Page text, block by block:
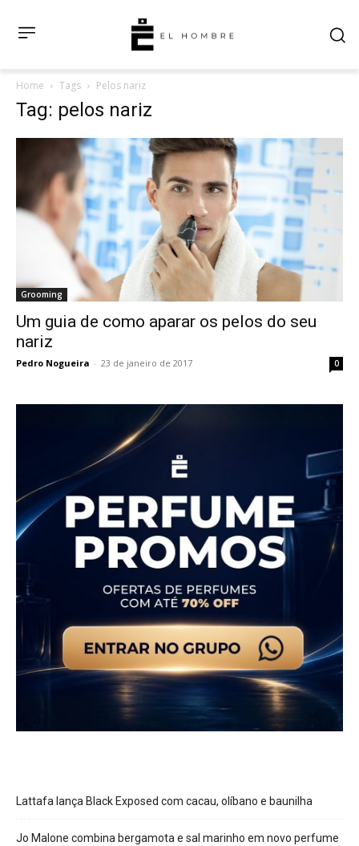
Home Tags Pelos nariz
Tag: pelos nariz
Grooming
Um guia de como aparar os pelos do seu
nariz
Pedro Nogueira - 23 de janeiro de 2017 0
Lattafa lança Black Exposed com cacau, olíbano e baunilha
Jo Malone combina bergamota e sal marinho em novo perfume